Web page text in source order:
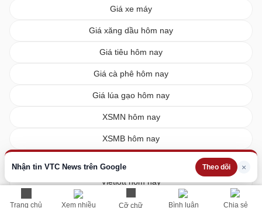
Trang chủ Xem nhiều Cỡ chữ Bình luận Chia sẻ
Nhận tin VTC News trên Google Theo dõi ×
Giá xe máy
Giá xăng dầu hôm nay
Giá tiêu hôm nay
Giá cà phê hôm nay
Giá lúa gạo hôm nay
XSMN hôm nay
XSMB hôm nay
Vietlott hôm nay